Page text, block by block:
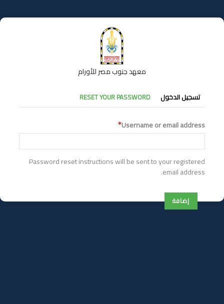
إلى
المحتوى
معهد جنوب مصر للأورام
التبويبات
الأساسية
تسجيل الدخول RESET YOUR PASSWORD
Username or email address
Password reset instructions will be sent to your registered
email address.